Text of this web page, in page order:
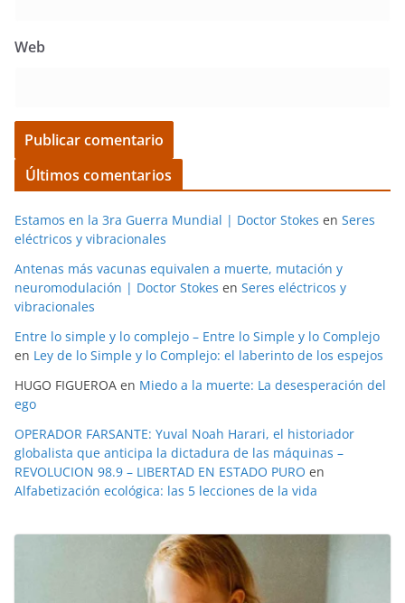
Web
Últimos comentarios
Estamos en la 3ra Guerra Mundial | Doctor Stokes en Seres
eléctricos y vibracionales
Antenas más vacunas equivalen a muerte, mutación y
neuromodulación | Doctor Stokes en Seres eléctricos y
vibracionales
Entre lo simple y lo complejo – Entre lo Simple y lo Complejo
en Ley de lo Simple y lo Complejo: el laberinto de los espejos
HUGO FIGUEROA en Miedo a la muerte: La desesperación del
ego
OPERADOR FARSANTE: Yuval Noah Harari, el historiador
globalista que anticipa la dictadura de las máquinas –
REVOLUCION 98.9 – LIBERTAD EN ESTADO PURO en
Alfabetización ecológica: las 5 lecciones de la vida